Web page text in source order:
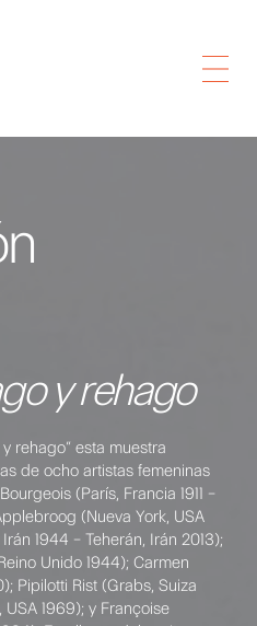
y rehago
rehago” esta muestra
de ocho artistas femeninas
(París, Francia 1911 –
(Nueva York, USA
1944 – Teherán, Irán 2013);
Unido 1944); Carmen
Pipilotti Rist (Grabs, Suiza
USA 1969); y Françoise